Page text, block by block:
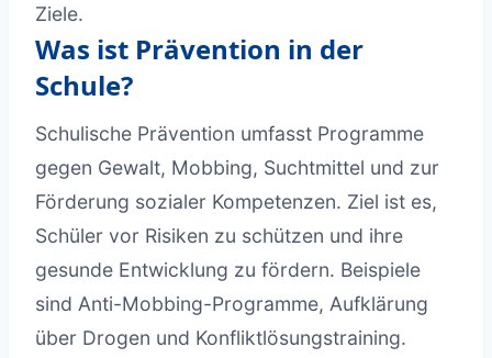
Ziele.
Was ist Prävention in der
Schule?
Schulische Prävention umfasst Programme
gegen Gewalt, Mobbing, Suchtmittel und zur
Förderung sozialer Kompetenzen. Ziel ist es,
Schüler vor Risiken zu schützen und ihre
gesunde Entwicklung zu fördern. Beispiele
sind Anti-Mobbing-Programme, Aufklärung
über Drogen und Konfliktlösungstraining.